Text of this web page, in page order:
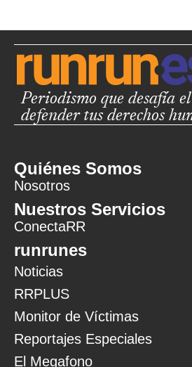
Periodismo que desafía
defender tus derechos
Quiénes Somos
Nosotros
Nuestros Servicios
ConectaRR
runrunes
Noticias
RRPLUS
Monitor de Víctimas
Reportajes Especiales
El Megafono